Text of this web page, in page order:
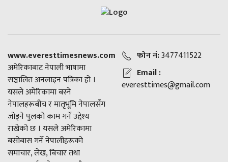
www.everesttimesnews.com
अमेरिकाबाट नेपाली भाषामा
सञ्चालित अनलाइन पत्रिका हो ।
यसले अमेरिकामा बस्ने
नेपालहरूबीच र मातृभूमि नेपालसँग
जोड्ने पुलको काम गर्ने उद्देश्य
राखेको छ । यसले अमेरिकामा
बसोबास गर्ने नेपालीहरूको
समाचार, लेख, बिचार तथा
फोन नं:3477411522
Email :
everesttimes@gmail.com